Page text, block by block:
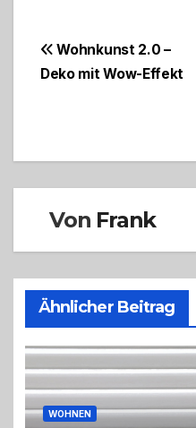
Wohnkunst 2.0 –
Deko mit Wow-Effekt
Von Frank
Ähnlicher Beitrag
WOHNEN